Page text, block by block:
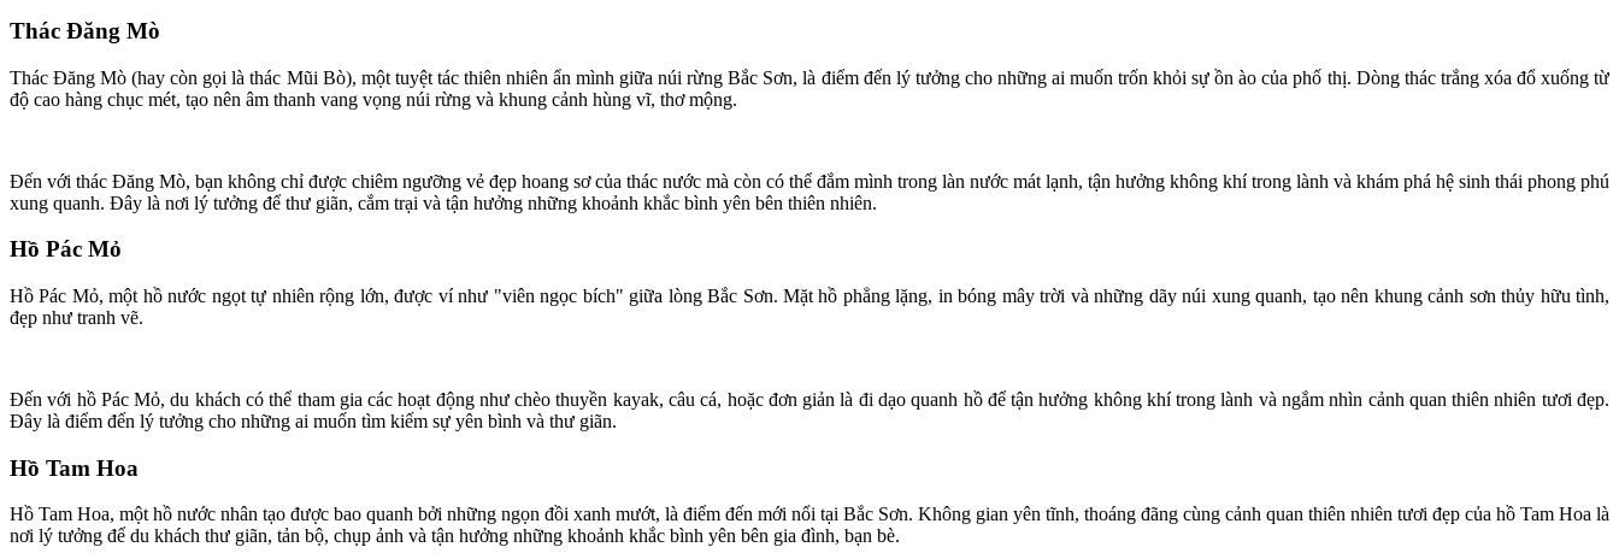
Thác Đăng Mò
Thác Đăng Mò (hay còn gọi là thác Mũi Bò), một tuyệt tác thiên nhiên ẩn mình giữa núi rừng Bắc Sơn, là điểm đến lý tưởng cho những ai muốn trốn khỏi sự ồn ào của phố thị. Dòng thác trắng xóa đổ xuống từ
độ cao hàng chục mét, tạo nên âm thanh vang vọng núi rừng và khung cảnh hùng vĩ, thơ mộng.
Đến với thác Đăng Mò, bạn không chỉ được chiêm ngưỡng vẻ đẹp hoang sơ của thác nước mà còn có thể đắm mình trong làn nước mát lạnh, tận hưởng không khí trong lành và khám phá hệ sinh thái phong phú
xung quanh. Đây là nơi lý tưởng để thư giãn, cắm trại và tận hưởng những khoảnh khắc bình yên bên thiên nhiên.
Hồ Pác Mỏ
Hồ Pác Mỏ, một hồ nước ngọt tự nhiên rộng lớn, được ví như "viên ngọc bích" giữa lòng Bắc Sơn. Mặt hồ phẳng lặng, in bóng mây trời và những dãy núi xung quanh, tạo nên khung cảnh sơn thủy hữu tình,
đẹp như tranh vẽ.
Đến với hồ Pác Mỏ, du khách có thể tham gia các hoạt động như chèo thuyền kayak, câu cá, hoặc đơn giản là đi dạo quanh hồ để tận hưởng không khí trong lành và ngắm nhìn cảnh quan thiên nhiên tươi đẹp.
Đây là điểm đến lý tưởng cho những ai muốn tìm kiếm sự yên bình và thư giãn.
Hồ Tam Hoa
Hồ Tam Hoa, một hồ nước nhân tạo được bao quanh bởi những ngọn đồi xanh mướt, là điểm đến mới nổi tại Bắc Sơn. Không gian yên tĩnh, thoáng đãng cùng cảnh quan thiên nhiên tươi đẹp của hồ Tam Hoa là
nơi lý tưởng để du khách thư giãn, tản bộ, chụp ảnh và tận hưởng những khoảnh khắc bình yên bên gia đình, bạn bè.